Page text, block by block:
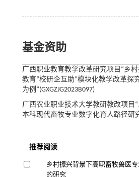
基金资助
广西职业教育教学改革研究项目“乡
教育“校研企互助”模块化教学改革
为例”(GXGZJG2023B097)
广西农业职业技术大学教研教改项目
本科现代畜牧专业数字化育人路径研究